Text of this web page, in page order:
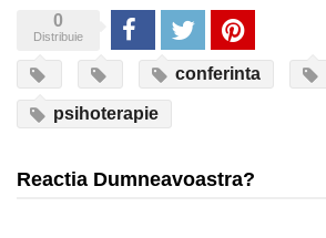
0
Distribuie Share Tweet Pinterest
conferinta
psihoterapie
Reactia Dumneavoastra?